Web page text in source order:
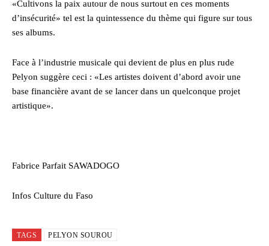
«Cultivons la paix autour de nous surtout en ces moments
d’insécurité» tel est la quintessence du thème qui figure sur tous
ses albums.
Face à l’industrie musicale qui devient de plus en plus rude
Pelyon suggère ceci : «Les artistes doivent d’abord avoir une
base financière avant de se lancer dans un quelconque projet
artistique».
Fabrice Parfait SAWADOGO
Infos Culture du Faso
TAGS PELYON SOUROU